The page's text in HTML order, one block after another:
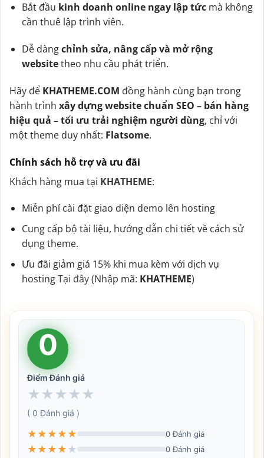
Bắt đầu kinh doanh online ngay lập tứcmà không
cần thuê lập trình viên.
Dễ dàngchỉnh sửa, nâng cấp và mở rộng
websitetheo nhu cầu phát triển.
Hãy để KHATHEME.COM đồng hành cùng bạn trong
hành trình xây dựng website chuẩn SEO – bán hàng
hiệu quả – tối ưu trải nghiệm người dùng, chỉ với
một theme duy nhất: Flatsome.
Chính sách hỗ trợ và ưu đãi
Khách hàng mua tại KHATHEME:
Miễn phí cài đặt giao diện demo lên hosting
Cung cấp bộ tài liệu, hướng dẫn chi tiết về cách sử
dụng theme.
Ưu đãi giảm giá 15% khi mua kèm với dịch vụ
hostingTại đây(Nhập mã: KHATHEME)
0
Điểm Đánh giá
★ ★ ★ ★ ★
( 0 Đánh giá )
★ ★ ★ ★ ★ 0 Đánh giá
★ ★ ★ ★ ★ 0 Đánh giá